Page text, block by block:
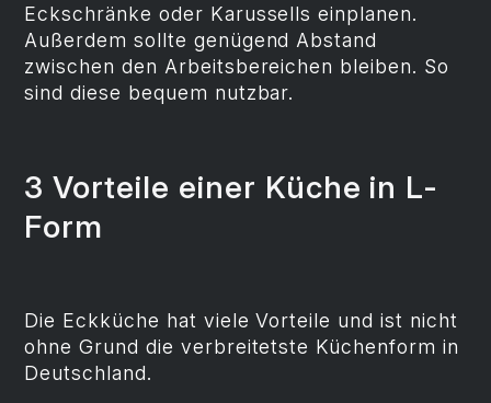
Eckschränke oder Karussells einplanen.
Außerdem sollte genügend Abstand
zwischen den Arbeitsbereichen bleiben. So
sind diese bequem nutzbar.
3 Vorteile einer Küche in L-
Form
Die Eckküche hat viele Vorteile und ist nicht
ohne Grund die verbreitetste Küchenform in
Deutschland.